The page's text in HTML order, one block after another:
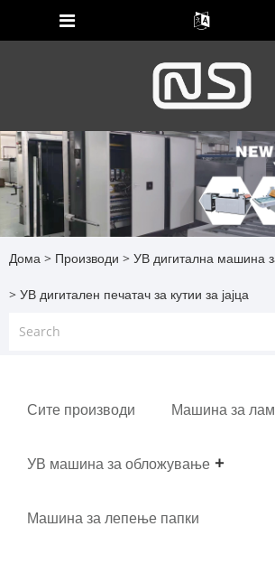
Дома > Производи > УВ дигитална машина
> УВ дигитален печатач за кутии за јајца
Сите производи Машина за
УВ машина за обложување
Машина за лепење папки